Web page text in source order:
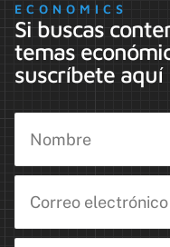
ECONOMICS
Si buscas
temas
suscríbete aquí